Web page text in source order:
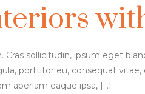
Cras sollicitudin, ipsum eget
porttitor eu, consequat
aperiam eaque ipsa, […]